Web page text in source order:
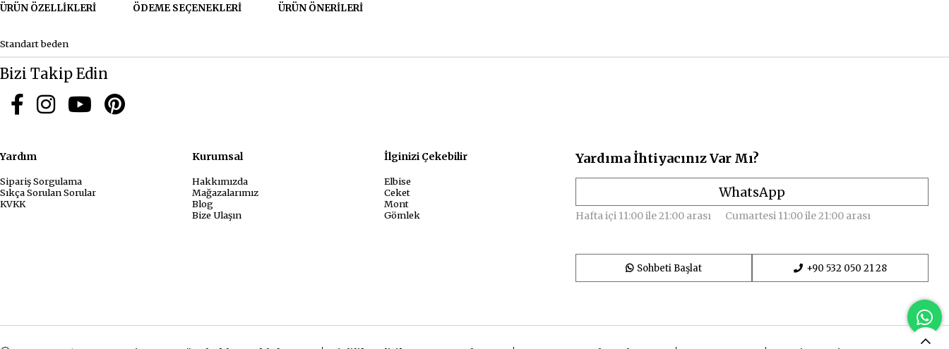
ÜRÜN ÖZELLIKLERI ÖDEME SEÇENEKLERI ÜRÜN ÖNERILERI
Standart beden
Bizi Takip Edin
Yardım
Sipariş Sorgulama
Sıkça Sorulan Sorular
KVKK
Kurumsal
Hakkımızda
Mağazalarımız
Blog
Bize Ulaşın
İlginizi Çekebilir
Elbise
Ceket
Mont
Gömlek
Yardıma İhtiyacınız Var Mı?
WhatsApp
Hafta içi 11:00 ile 21:00 arası Cumartesi 11:00 ile 21:00 arası
Sohbeti Başlat +90 532 050 21 28